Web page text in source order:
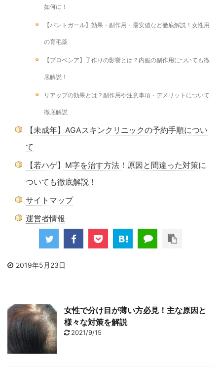
如何に！
【パントガール】効果・副作用・最安値など徹底解説！女性用
の育毛薬
【プロペシア】子作りの影響とは？内服の副作用についても徹
底解説！
リアップの効果とは？副作用や注意事項・デメリットについて
徹底解説
【未成年】AGAスキンクリニックの予約手順につい
て
【若ハゲ】M字を治す方法！原因と間違った対策に
ついても徹底解説！
サイトマップ
運営者情報
2019年5月23日
女性で分け目が薄い方必見！主な原因と
様々な対策を解説
2021/9/15